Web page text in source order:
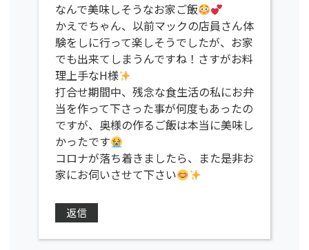
なんで美味しそうなお家ご飯
かえでちゃん、以前マックの店員さん体
験をしに行って楽しそうでしたが、お家
でも出来てしまうんですね！さすがお料
理上手なH様
打合せ期間中、残念な食生活の私にお弁
当を作って下さった事が何度もあったの
ですが、奥様の作るご飯は本当に美味し
かったです
コロナが落ち着きましたら、また是非お
家にお伺いさせて下さい
返信